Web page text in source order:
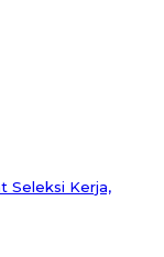
Seleksi Kerja,